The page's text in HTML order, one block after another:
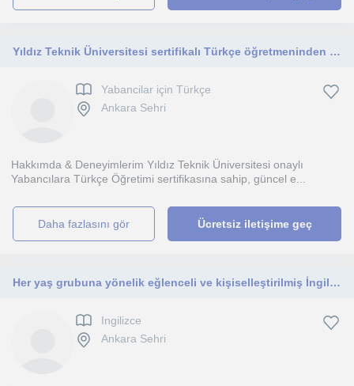
Yıldız Teknik Üniversitesi sertifikalı Türkçe öğretmeninden online ve Ankara'da her yaştan yabancıya ve öğrencilere nitelikli ders
Yabancilar için Türkçe
Ankara Sehri
Hakkımda & Deneyimlerim Yıldız Teknik Üniversitesi onaylı
Yabancılara Türkçe Öğretimi sertifikasına sahip, güncel e...
daha fazlasını gör Ücretsiz iletişime geç
Her yaş grubuna yönelik eğlenceli ve kişiselleştirilmiş İngilizce dersleri
Ingilizce
Ankara Sehri